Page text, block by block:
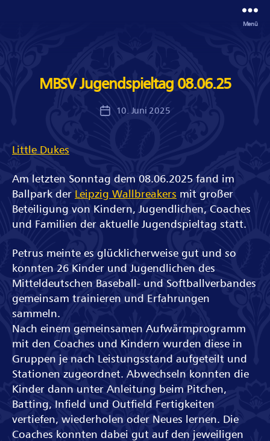
Menü
MBSV Jugendspieltag 08.06.25
Veröffentlichungsdatum
10. Juni 2025
Little Dukes
Am letzten Sonntag dem 08.06.2025 fand im
Ballpark der Leipzig Wallbreakers mit großer
Beteiligung von Kindern, Jugendlichen, Coaches
und Familien der aktuelle Jugendspieltag statt.
Petrus meinte es glücklicherweise gut und so
konnten 26 Kinder und Jugendlichen des
Mitteldeutschen Baseball- und Softballverbandes
gemeinsam trainieren und Erfahrungen
sammeln.
Nach einem gemeinsamen Aufwärmprogramm
mit den Coaches und Kindern wurden diese in
Gruppen je nach Leistungsstand aufgeteilt und
Stationen zugeordnet. Abwechseln konnten die
Kinder dann unter Anleitung beim Pitchen,
Batting, Infield und Outfield Fertigkeiten
vertiefen, wiederholen oder Neues lernen. Die
Coaches konnten dabei gut auf den jeweiligen